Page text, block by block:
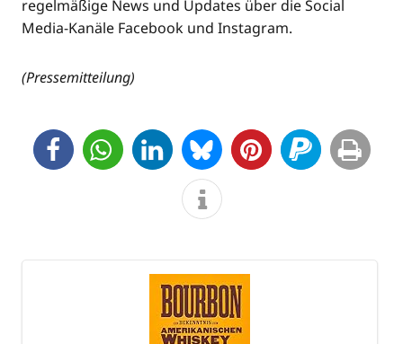
regel­mä­ßi­ge News und Updates über die Social
Media-Kanä­le Face­book und Instagram.
(Pres­se­mit­tei­lung)